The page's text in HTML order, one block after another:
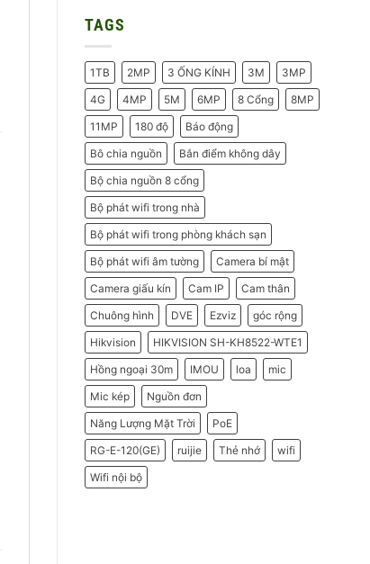
Camera
–
2026
ở
Do
Doanh
Nghiệp
Nên
Chọn
Máy
Chấm
Công
Hikvision
TAGS
1TB 2MP 3 ỐNG KÍNH 3M
3MP
4G
4MP 5M 6MP 8 Cổng
8MP
11MP
180 độ
Báo động
Bô chia nguồn
Bắn điểm không dây
Bộ chia nguồn 8 cổng
Bộ phát wifi trong nhà
Bộ phát wifi trong phòng khách sạn
Bộ phát wifi âm tường
Camera bí mật
Camera giấu kín
Cam IP
Cam thân
Chuông hình
DVE Ezviz
góc rộng
Hikvision
HIKVISION SH-KH8522-WTE1
Hồng ngoại 30m
IMOU loa
mic
Mic kép
Nguồn đơn
Năng Lượng Mặt Trời
PoE
RG-E-120(GE)
ruijie Thẻ nhớ
wifi
Wifi nội bộ